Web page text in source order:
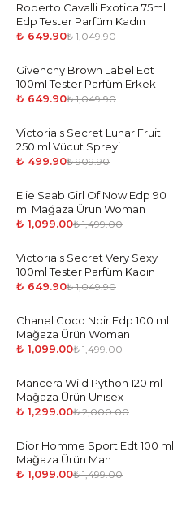
-38%
Roberto Cavalli Exotica 75ml
Edp Tester Parfüm Kadın
₺ 649.90₺ 1,049.90
-38%
Givenchy Brown Label Edt
100ml Tester Parfüm Erkek
₺ 649.90₺ 1,049.90
-45%
Victoria's Secret Lunar Fruit
250 ml Vücut Spreyi
₺ 499.90₺ 909.90
-27%
Elie Saab Girl Of Now Edp 90
ml Mağaza Ürün Woman
₺ 1,099.00₺ 1,499.00
-38%
Victoria's Secret Very Sexy
100ml Tester Parfüm Kadın
₺ 649.90₺ 1,049.90
-27%
Chanel Coco Noir Edp 100 ml
Mağaza Ürün Woman
₺ 1,099.00₺ 1,499.00
-35%
Mancera Wild Python 120 ml
Mağaza Ürün Unisex
₺ 1,299.00₺ 2,000.00
-27%
Dior Homme Sport Edt 100 ml
Mağaza Ürün Man
₺ 1,099.00₺ 1,499.00